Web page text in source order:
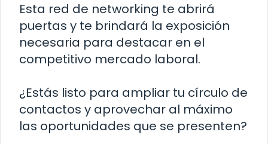
Esta red de networking te abrirá
puertas y te brindará la exposición
necesaria para destacar en el
competitivo mercado laboral.
¿Estás listo para ampliar tu círculo de
contactos y aprovechar al máximo
las oportunidades que se presenten?